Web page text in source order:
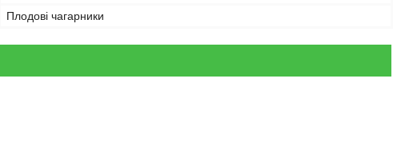
Плодові чагарники